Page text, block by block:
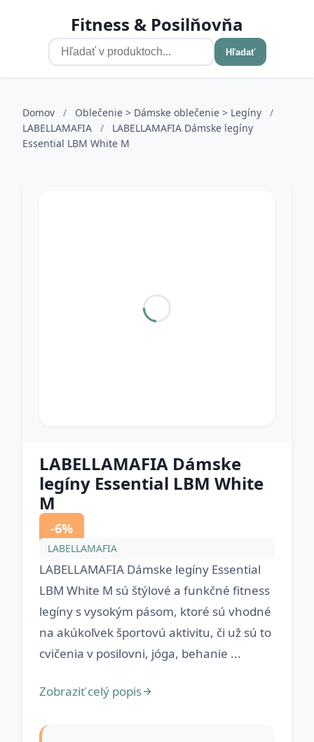
Fitness & Posilňovňa
Hľadať
Domov / Oblečenie > Dámske oblečenie > Legíny
/
LABELLAMAFIA
/
LABELLAMAFIA Dámske legíny
Essential LBM White M
LABELLAMAFIA Dámske
legíny Essential LBM White
M
-6%
LABELLAMAFIA
LABELLAMAFIA Dámske legíny Essential
LBM White M sú štýlové a funkčné fitness
legíny s vysokým pásom, ktoré sú vhodné
na akúkoľvek športovú aktivitu, či už sú to
cvičenia v posilovni, jóga, behanie ...
Zobraziť celý popis